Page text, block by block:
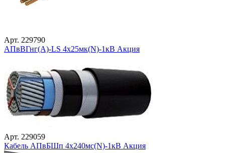
Арт. 229790
АПвВГнг(А)-LS 4х25мк(N)-1кВ Акция
Арт. 229059
Кабель АПвБШп 4х240мс(N)-1кВ Акция